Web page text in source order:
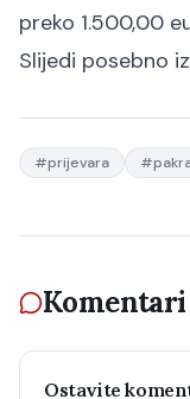
preko 1.500,00
Slijedi posebno
#prijevara #
Komentari
Ostavite